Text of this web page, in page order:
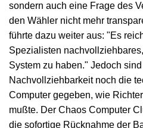
sondern auch eine Frage des
den Wähler nicht mehr
führte dazu weiter aus: "Es
Spezialisten
System zu haben." Jedoch
Nachvollziehbarkeit noch die
Computer gegeben, wie
mußte. Der Chaos Computer
die sofortige Rücknahme der